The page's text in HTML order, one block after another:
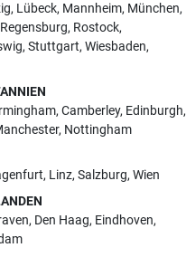
, Lübeck, Mannheim, München,
Regensburg, Rostock,
, Stuttgart, Wiesbaden,
, Camberley, Edinburgh,
, Nottingham
, Linz, Salzburg, Wien
, Den Haag, Eindhoven,